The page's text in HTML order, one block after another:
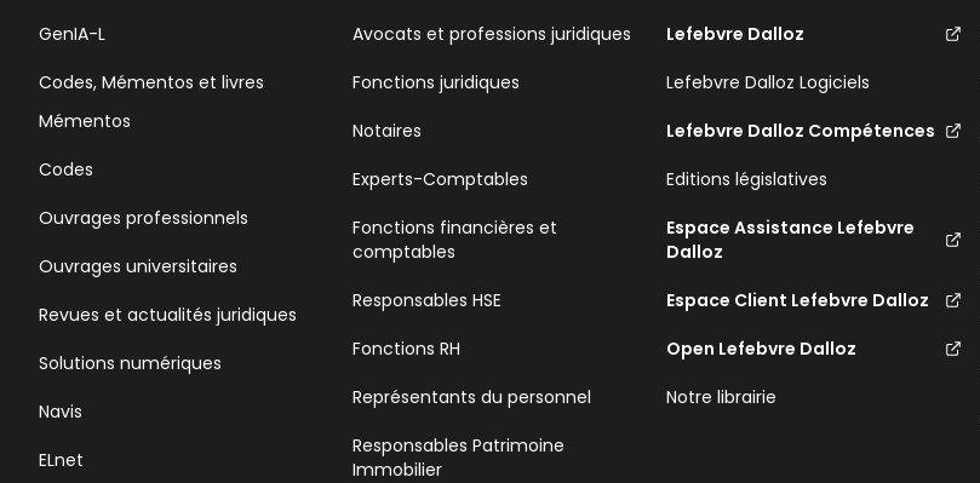
GenIA-L
Codes, Mémentos et livres
Mémentos
Codes
Ouvrages professionnels
Ouvrages universitaires
Revues et actualités juridiques
Solutions numériques
Navis
ELnet
Avocats et professions juridiques
Fonctions juridiques
Notaires
Experts-Comptables
Fonctions financières et
comptables
Responsables HSE
Fonctions RH
Représentants du personnel
Responsables Patrimoine
Immobilier
Lefebvre Dalloz
Lefebvre Dalloz Logiciels
Lefebvre Dalloz Compétences
Editions législatives
Espace Assistance Lefebvre
Dalloz
Espace Client Lefebvre Dalloz
Open Lefebvre Dalloz
Notre librairie